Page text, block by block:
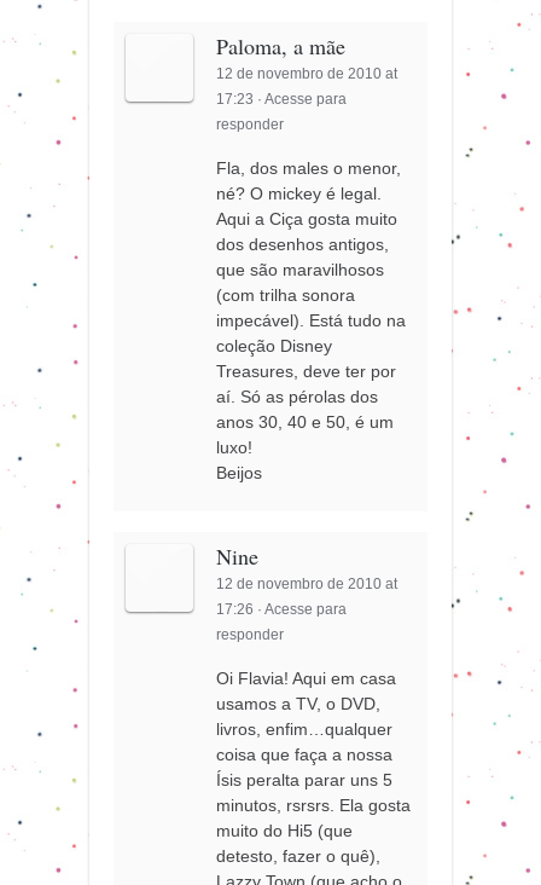
Paloma, a mãe
12 de novembro de 2010 at
17:23 ·Acesse para
responder
Fla, dos males o menor,
né? O mickey é legal.
Aqui a Ciça gosta muito
dos desenhos antigos,
que são maravilhosos
(com trilha sonora
impecável). Está tudo na
coleção Disney
Treasures, deve ter por
aí. Só as pérolas dos
anos 30, 40 e 50, é um
luxo!
Beijos
Nine
12 de novembro de 2010 at
17:26 ·Acesse para
responder
Oi Flavia! Aqui em casa
usamos a TV, o DVD,
livros, enfim…qualquer
coisa que faça a nossa
Ísis peralta parar uns 5
minutos, rsrsrs. Ela gosta
muito do Hi5 (que
detesto, fazer o quê),